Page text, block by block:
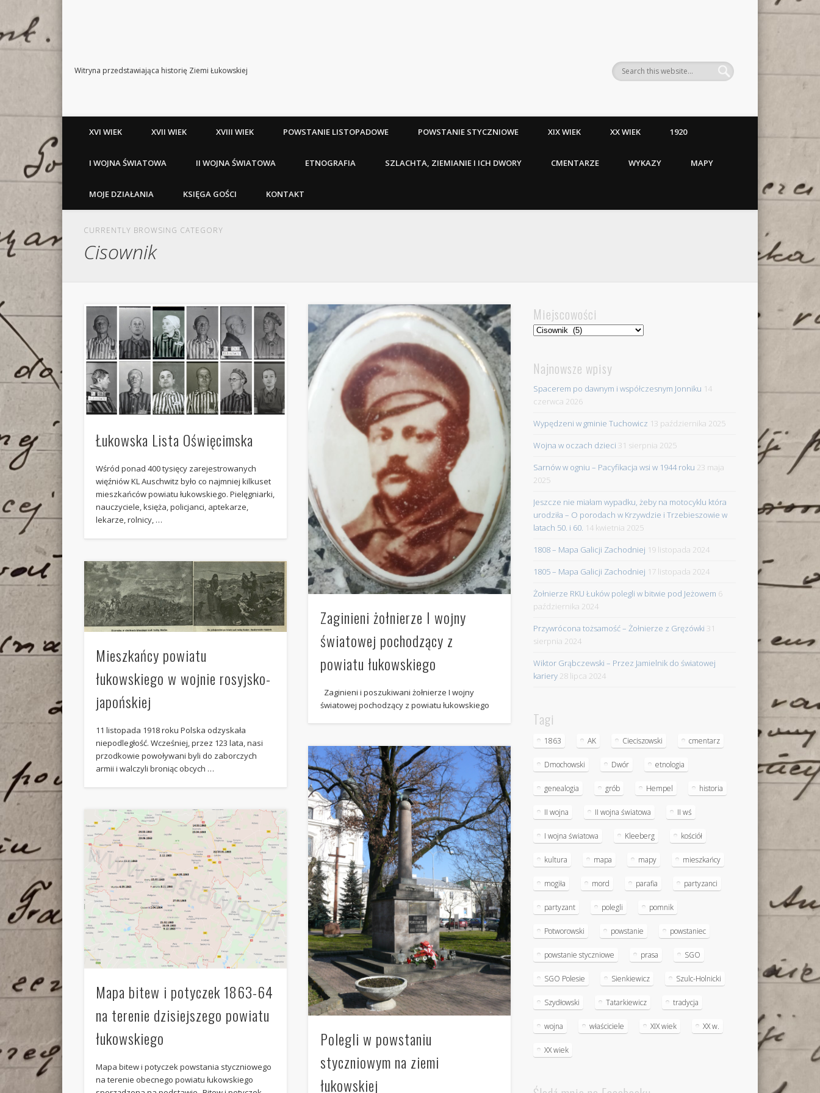
Witryna przedstawiająca historię Ziemi Łukowskiej
XVI WIEK XVII WIEK XVIII WIEK POWSTANIE LISTOPADOWE POWSTANIE STYCZNIOWE XIX WIEK XX WIEK 1920
I WOJNA ŚWIATOWA II WOJNA ŚWIATOWA ETNOGRAFIA SZLACHTA, ZIEMIANIE I ICH DWORY CMENTARZE WYKAZY MAPY
MOJE DZIAŁANIA KSIĘGA GOŚCI KONTAKT
CURRENTLY BROWSING CATEGORY
Cisownik
Łukowska Lista Oświęcimska
Wśród ponad 400 tysięcy zarejestrowanych
więźniów KL Auschwitz było co najmniej kilkuset
mieszkańców powiatu łukowskiego. Pielęgniarki,
nauczyciele, księża, policjanci, aptekarze,
lekarze, rolnicy, …
Zaginieni żołnierze I wojny
światowej pochodzący z
powiatu łukowskiego
Zaginieni i poszukiwani żołnierze I wojny
światowej pochodzący z powiatu łukowskiego
Mieszkańcy powiatu
łukowskiego w wojnie rosyjsko-
japońskiej
11 listopada 1918 roku Polska odzyskała
niepodległość. Wcześniej, przez 123 lata, nasi
przodkowie powoływani byli do zaborczych
armii i walczyli broniąc obcych …
Polegli w powstaniu
styczniowym na ziemi
łukowskiej
Mapa bitew i potyczek 1863-64
na terenie dzisiejszego powiatu
łukowskiego
Mapa bitew i potyczek powstania styczniowego
na terenie obecnego powiatu łukowskiego
Miejscowości
Miejscowości
Najnowsze wpisy
Spacerem po dawnym i współczesnym Jonniku 14
czerwca 2026
Wypędzeni w gminie Tuchowicz 13 października 2025
Wojna w oczach dzieci 31 sierpnia 2025
Sarnów w ogniu – Pacyfikacja wsi w 1944 roku 23 maja
2025
Jeszcze nie miałam wypadku, żeby na motocyklu która
urodziła – O porodach w Krzywdzie i Trzebieszowie w
latach 50. i 60. 14 kwietnia 2025
1808 – Mapa Galicji Zachodniej 19 listopada 2024
1805 – Mapa Galicji Zachodniej 17 listopada 2024
Żołnierze RKU Łuków polegli w bitwie pod Jeżowem 6
października 2024
Przywrócona tożsamość – Żołnierze z Gręzówki 31
sierpnia 2024
Wiktor Grąbczewski – Przez Jamielnik do światowej
kariery 28 lipca 2024
Tagi
1863 AK Cieciszowski cmentarz
Dmochowski Dwór etnologia
genealogia grób Hempel historia
II wojna II wojna światowa II wś
I wojna światowa Kleeberg kościół
kultura mapa mapy mieszkańcy
mogiła mord parafia partyzanci
partyzant polegli pomnik
Potworowski powstanie powstaniec
powstanie styczniowe prasa SGO
SGO Polesie Sienkiewicz Szulc-Holnicki
Szydłowski Tatarkiewicz tradycja
wojna właściciele XIX wiek XX w.
XX wiek